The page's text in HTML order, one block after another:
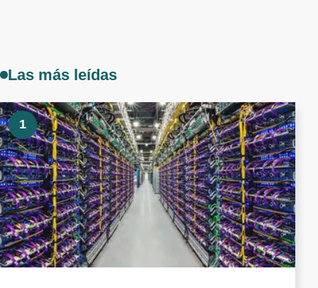
Las más leídas
1